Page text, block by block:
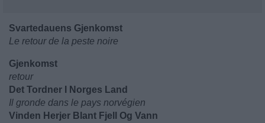
Svartedauens Gjenkomst
Le retour de la peste noire
Gjenkomst
retour
Det Tordner I Norges Land
Il gronde dans le pays norvégien
Vinden Herjer Blant Fjell Og Vann